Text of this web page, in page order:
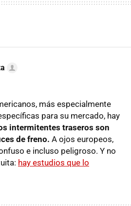
más especialmente
para su mercado, hay
intermitentes traseros son
de freno. A ojos europeos,
e incluso peligroso. Y no
hay estudios que lo